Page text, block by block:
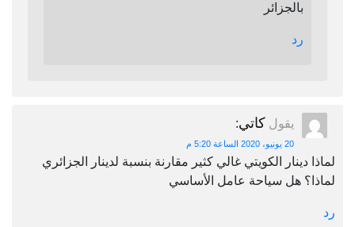
بالجزائر
رد
يقول كاتي:
20 يونيو، 2020 الساعة 5:20 م
لماذا دينار الكويتي غالي كثير مقارنة بنسبة لدينار الجزائري
لماذا؟ هل سياحة عامل الأساسي
رد